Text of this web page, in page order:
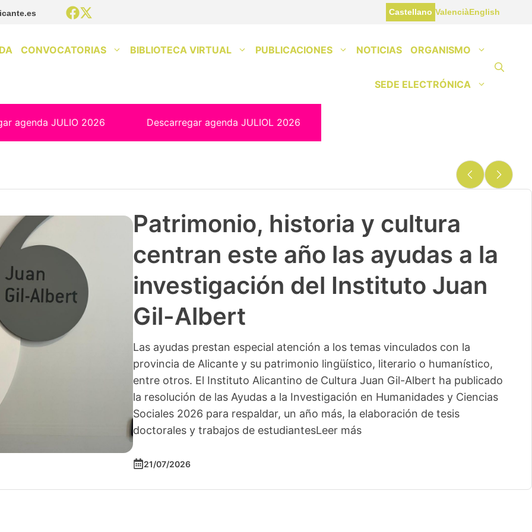
Castellano ValenciàEnglish
CONVOCATORIAS BIBLIOTECA VIRTUAL PUBLICACIONES NOTICIAS ORGANISMO
SEDE ELECTRÓNICA
agenda JULIO 2026 Descarregar agenda JULIOL 2026
Patrimonio, historia y cultura
centran este año las ayudas a la
investigación del Instituto Juan
Gil-Albert
Las ayudas prestan especial atención a los temas vinculados con la
provincia de Alicante y su patrimonio lingüístico, literario o humanístico,
entre otros. El Instituto Alicantino de Cultura Juan Gil-Albert ha publicado
la resolución de las Ayudas a la Investigación en Humanidades y Ciencias
Sociales 2026 para respaldar, un año más, la elaboración de tesis
doctorales y trabajos de estudiantesLeer más
21/07/2026